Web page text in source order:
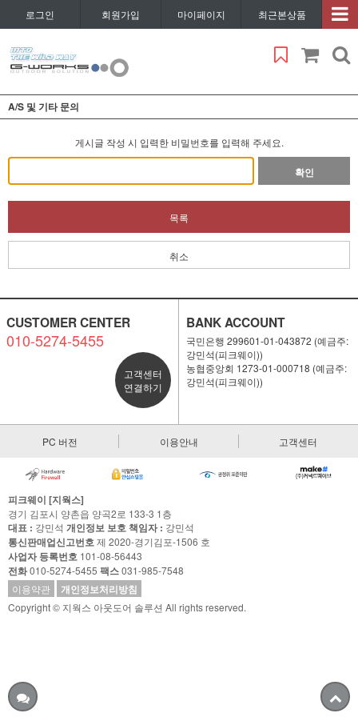
로그인 회원가입 마이페이지 최근본상품
A/S 및 기타 문의
게시글 작성 시 입력한 비밀번호를 입력해 주세요.
확인
목록
취소
CUSTOMER CENTER
010-5274-5455
고객센터
연결하기
BANK ACCOUNT
국민은행 299601-01-043872 (예금주:
강민석(피크웨이))
농협중앙회 1273-01-000718 (예금주:
강민석(피크웨이))
PC 버전 이용안내 고객센터
피크웨이 [지웍스]
경기 김포시 양촌읍 양곡2로 133-3 1층
대표 : 강민석 개인정보 보호 책임자 : 강민석
통신판매업신고번호제 2020-경기김포-1506 호
사업자 등록번호 101-08-56443
전화010-5274-5455 팩스031-985-7548
이용약관
개인정보처리방침
Copyright © 지웍스 아웃도어 솔루션 All rights reserved.